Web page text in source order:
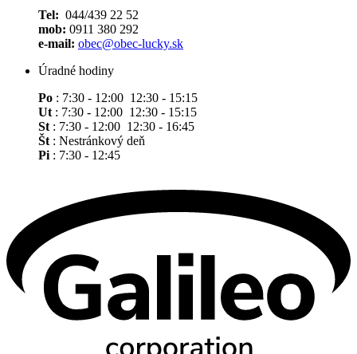
Tel: 044/439 22 52
mob: 0911 380 292
e-mail: obec@obec-lucky.sk
Úradné hodiny
Po : 7:30 - 12:00 12:30 - 15:15
Ut : 7:30 - 12:00 12:30 - 15:15
St : 7:30 - 12:00 12:30 - 16:45
Št : Nestránkový deň
Pi : 7:30 - 12:45